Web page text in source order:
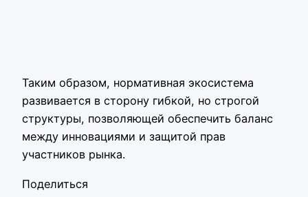
Таким образом, нормативная экосистема
развивается в сторону гибкой, но строгой
структуры, позволяющей обеспечить баланс
между инновациями и защитой прав
участников рынка.
Поделиться